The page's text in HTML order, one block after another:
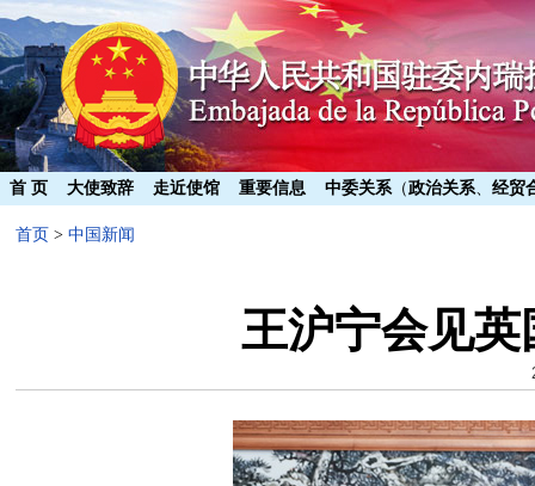
首 页 大使致辞 走近使馆 重要信息 中委关系（政治关系、 经贸
首页 > 中国新闻
王沪宁会见